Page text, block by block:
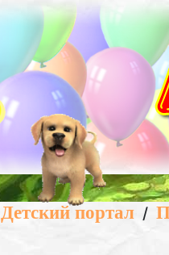
Детский портал /